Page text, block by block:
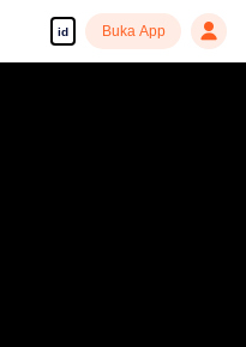
id Buka App